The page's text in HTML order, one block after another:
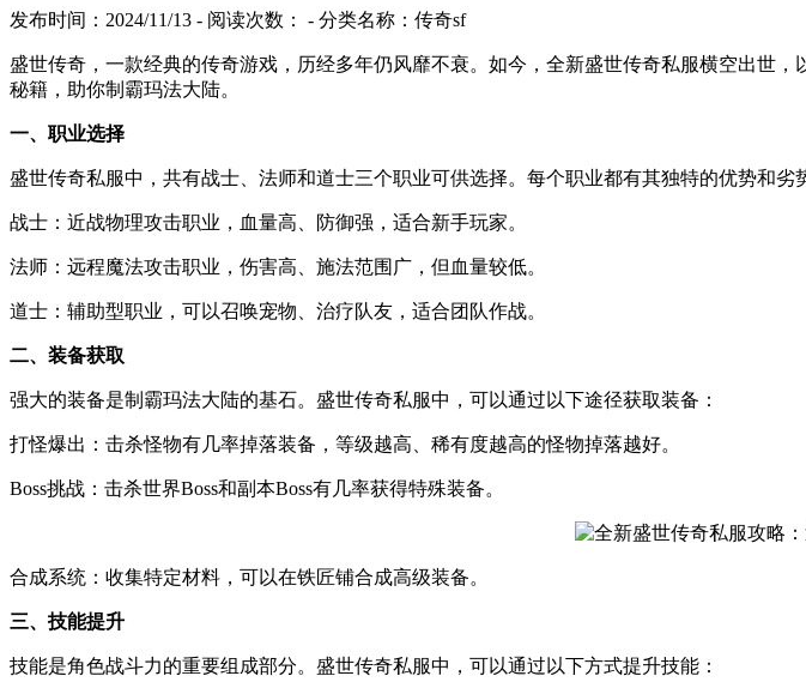
发布时间：2024/11/13 - 阅读次数： - 分类名称：传奇sf
盛世传奇，一款经典的传奇游戏，历经多年仍风靡不衰。如今，全新盛世传奇私服横空出世
秘籍，助你制霸玛法大陆。
一、职业选择
盛世传奇私服中，共有战士、法师和道士三个职业可供选择。每个职业都有其独特的优势和劣
战士：近战物理攻击职业，血量高、防御强，适合新手玩家。
法师：远程魔法攻击职业，伤害高、施法范围广，但血量较低。
道士：辅助型职业，可以召唤宠物、治疗队友，适合团队作战。
二、装备获取
强大的装备是制霸玛法大陆的基石。盛世传奇私服中，可以通过以下途径获取装备：
打怪爆出：击杀怪物有几率掉落装备，等级越高、稀有度越高的怪物掉落越好。
Boss挑战：击杀世界Boss和副本Boss有几率获得特殊装备。
合成系统：收集特定材料，可以在铁匠铺合成高级装备。
三、技能提升
技能是角色战斗力的重要组成部分。盛世传奇私服中，可以通过以下方式提升技能：